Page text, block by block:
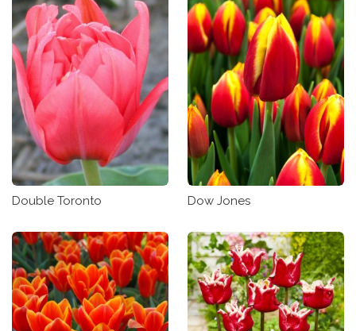
Double Toronto Dow Jones